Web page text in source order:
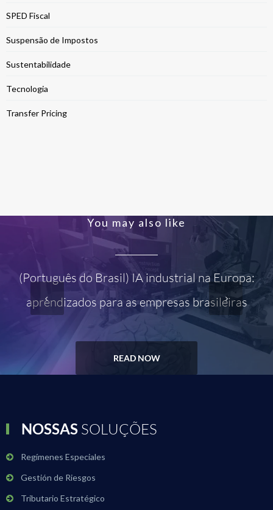
SPED Fiscal
Suspensão de Impostos
Sustentabilidade
Tecnologia
Transfer Pricing
You may also like
(Português do Brasil) IA industrial na Europa:
aprendizados para as empresas brasileiras
READ NOW
NOSSAS SOLUÇÕES
Regímenes Especiales
Gestión de Riesgos
Tributario Estratégico